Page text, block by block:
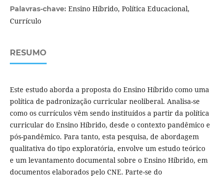
Palavras-chave: Ensino Híbrido, Política Educacional,
Currículo
RESUMO
Este estudo aborda a proposta do Ensino Híbrido como uma
política de padronização curricular neoliberal. Analisa-se
como os currículos vêm sendo instituídos a partir da política
curricular do Ensino Híbrido, desde o contexto pandêmico e
pós-pandêmico. Para tanto, esta pesquisa, de abordagem
qualitativa do tipo exploratória, envolve um estudo teórico
e um levantamento documental sobre o Ensino Híbrido, em
documentos elaborados pelo CNE. Parte-se do